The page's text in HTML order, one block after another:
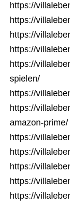
https://
https://
https://
https://
https://
spielen/
https://
https://
amazon-prime/
https://
https://
https://
https://
https://